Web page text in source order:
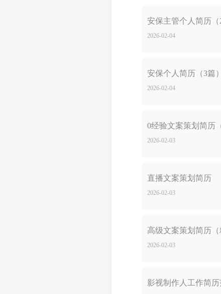
安保主管个人简历（
2026-02-04
安保个人简历（3篇）
2026-02-04
0经验文案策划简历
2026-02-03
直播文案策划简历
2026-02-03
高级文案策划简历（
2026-02-03
影视制作人工作简历